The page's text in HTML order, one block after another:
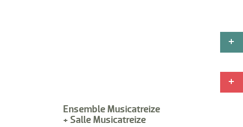
Ensemble Musicatreize
+ Salle Musicatreize